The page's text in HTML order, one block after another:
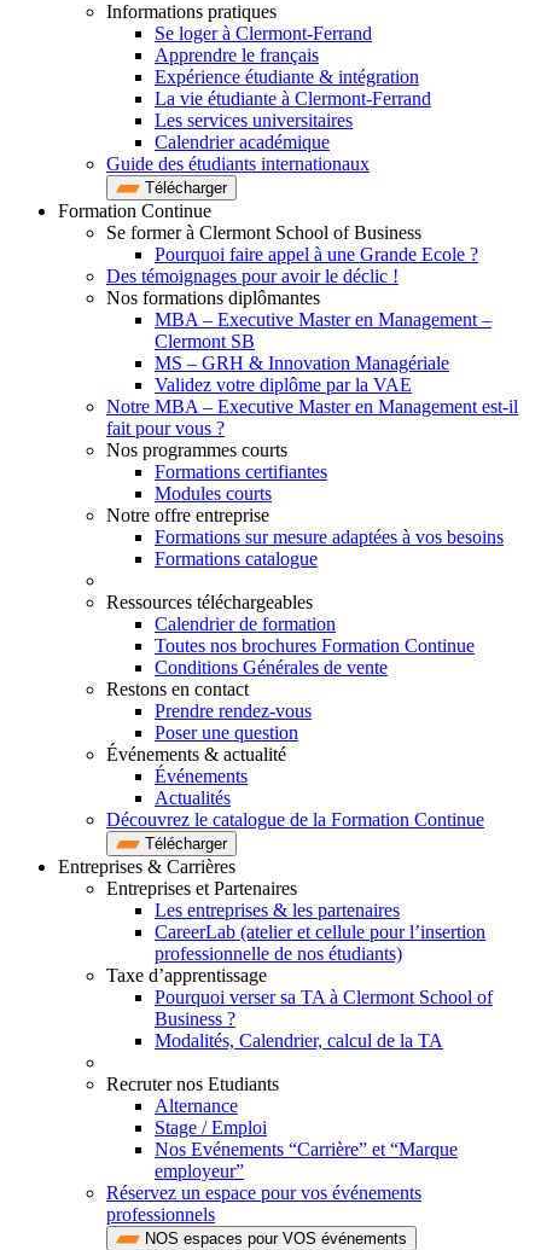
Informations pratiques
Se loger à Clermont-Ferrand
Apprendre le français
Expérience étudiante & intégration
La vie étudiante à Clermont-Ferrand
Les services universitaires
Calendrier académique
Guide des étudiants internationaux
Télécharger
Formation Continue
Se former à Clermont School of Business
Pourquoi faire appel à une Grande Ecole ?
Des témoignages pour avoir le déclic !
Nos formations diplômantes
MBA – Executive Master en Management –
Clermont SB
MS – GRH & Innovation Managériale
Validez votre diplôme par la VAE
Notre MBA – Executive Master en Management est-il
fait pour vous ?
Nos programmes courts
Formations certifiantes
Modules courts
Notre offre entreprise
Formations sur mesure adaptées à vos besoins
Formations catalogue
Ressources téléchargeables
Calendrier de formation
Toutes nos brochures Formation Continue
Conditions Générales de vente
Restons en contact
Prendre rendez-vous
Poser une question
Événements & actualité
Événements
Actualités
Découvrez le catalogue de la Formation Continue
Télécharger
Entreprises & Carrières
Entreprises et Partenaires
Les entreprises & les partenaires
CareerLab (atelier et cellule pour l’insertion
professionnelle de nos étudiants)
Taxe d’apprentissage
Pourquoi verser sa TA à Clermont School of
Business ?
Modalités, Calendrier, calcul de la TA
Recruter nos Etudiants
Alternance
Stage / Emploi
Nos Evénements “Carrière” et “Marque
employeur”
Réservez un espace pour vos événements
professionnels
NOS espaces pour VOS événements